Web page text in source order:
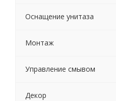
Artceram
Bien
CeramaLux
Оснащение унитаза
Монтаж
Управление смывом
Декор